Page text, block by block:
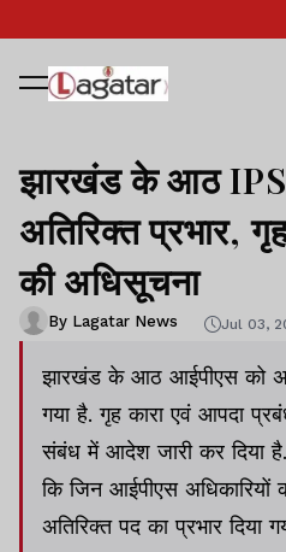
झारखंड के आठ IPS
अतिरिक्त प्रभार,
की अधिसूचना
By Lagatar News Jul 03,
झारखंड के आठ आईपीएस को
गया है. गृह कारा एवं आपदा
संबंध में आदेश जारी कर दिया
कि जिन आईपीएस
अतिरिक्त पद का प्रभार दिया